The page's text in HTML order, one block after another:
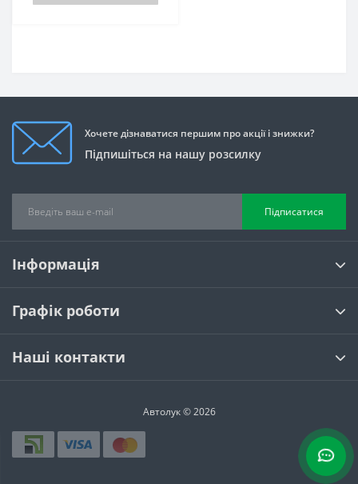
Хочете дізнаватися першим про акції і знижки?
Підпишіться на нашу розсилку
Підписатися
Інформація
Графік роботи
Наші контакти
Автолук © 2026